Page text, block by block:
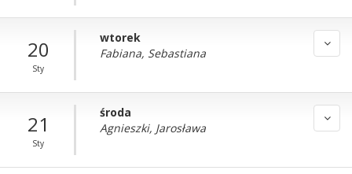
20
Sty
wtorek
Fabiana, Sebastiana
21
Sty
środa
Agnieszki, Jarosława